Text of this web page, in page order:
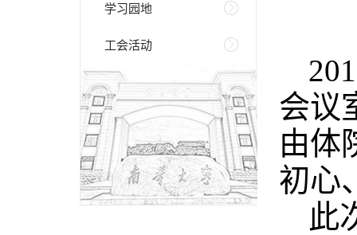
学习园地
工会活动
会议
由体
初心
此